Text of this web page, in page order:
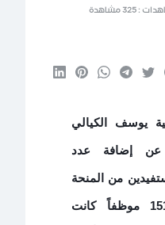
:325 مشاهدة
يوسف الكيالي
عن إضافة عدد
من المنحة
القطرية من أصل 1518 موظفاً كانت